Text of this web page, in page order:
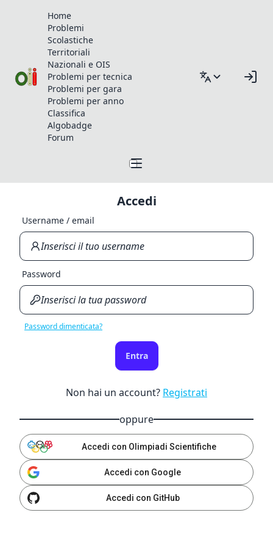
Home
Problemi
Scolastiche
Territoriali
Nazionali e OIS
Problemi per tecnica
Problemi per gara
Problemi per anno
Classifica
Algobadge
Forum
Accedi
Username / email
Password
Password dimenticata?
Entra
Non hai un account? Registrati
oppure
Accedi con Olimpiadi Scientifiche
Accedi con Google
Accedi con GitHub